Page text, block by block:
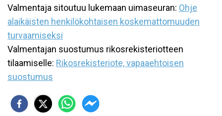
Valmentaja sitoutuu lukemaan uimaseuran: Ohje
alaikäisten henkilökohtaisen koskemattomuuden
turvaamiseksi
Valmentajan suostumus rikosrekisteriotteen
tilaamiselle: Rikosrekisteriote, vapaaehtoisen
suostumus